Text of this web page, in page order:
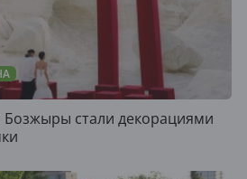
стали декорациями